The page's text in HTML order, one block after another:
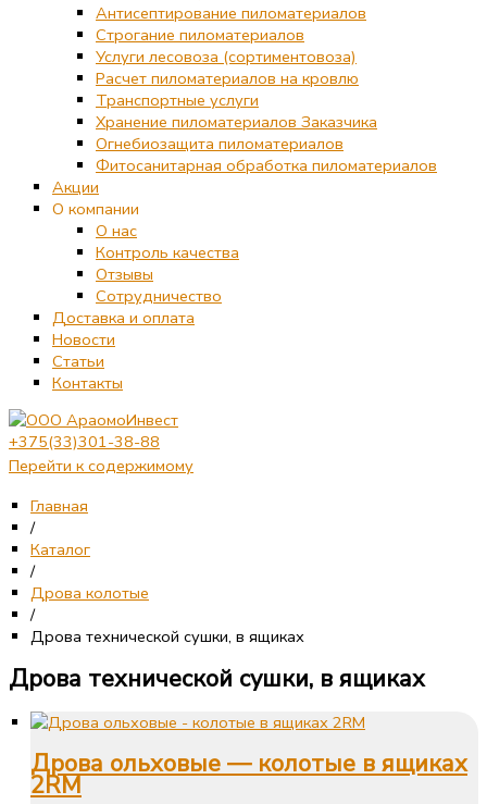
Антисептирование пиломатериалов
Строгание пиломатериалов
Услуги лесовоза (сортиментовоза)
Расчет пиломатериалов на кровлю
Транспортные услуги
Хранение пиломатериалов Заказчика
Огнебиозащита пиломатериалов
Фитосанитарная обработка пиломатериалов
Акции
О компании
О нас
Контроль качества
Отзывы
Сотрудничество
Доставка и оплата
Новости
Статьи
Контакты
+375(33)301-38-88
Перейти к содержимому
Главная
/
Каталог
/
Дрова колотые
/
Дрова технической сушки, в ящиках
Дрова технической сушки, в ящиках
Дрова ольховые — колотые в ящиках
2RM